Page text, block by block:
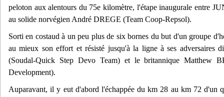
peloton aux alentours du 75e kilomètre, l'étape inaugurale entre
au solide norvégien André DREGE (Team Coop-Repsol).
Sorti en costaud à un peu plus de six bornes du but d'un groupe
au mieux son effort et résisté jusqu'à la ligne à ses adversaires
(Soudal-Quick Step Devo Team) et le britannique Matthew
Development).
Auparavant, il y eut d'abord l'échappée du km 28 au km 72 d'un